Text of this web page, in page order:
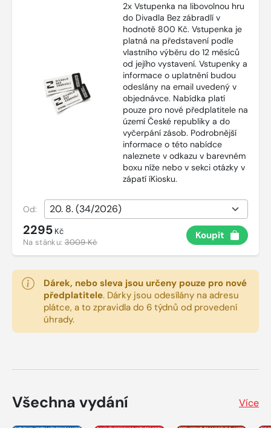
2x Vstupenka na libovolnou hru
do Divadla Bez zábradlí v
hodnotě 800 Kč. Vstupenka je
platná na představení podle
vlastního výběru do 12 měsíců
od jejího vystavení. Vstupenky a
informace o uplatnění budou
odeslány na email uvedený v
objednávce. Nabídka platí
pouze pro nové předplatitele na
území České republiky a do
vyčerpání zásob. Podrobnější
informace o této nabídce
naleznete v odkazu v barevném
boxu níže nebo v sekci otázky v
zápatí íKiosku.
Od:
2295 Kč
Na stánku:3009 Kč
Koupit
Dárek, nebo sleva jsou určeny pouze pro nové
předplatitele. Dárky jsou odesílány na adresu
plátce, a to zpravidla do 6 týdnů od provedení
úhrady.
Všechna vydání Více